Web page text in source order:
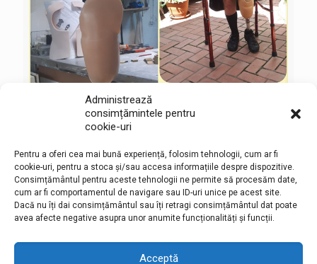
Administrează
consimțămintele pentru
cookie-uri
Pentru a oferi cea mai bună experiență, folosim tehnologii, cum ar fi
cookie-uri, pentru a stoca și/sau accesa informațiile despre dispozitive.
Consimțământul pentru aceste tehnologii ne permite să procesăm date,
cum ar fi comportamentul de navigare sau ID-uri unice pe acest site.
Dacă nu îți dai consimțământul sau îți retragi consimțământul dat poate
avea afecte negative asupra unor anumite funcționalități și funcții.
Acceptă